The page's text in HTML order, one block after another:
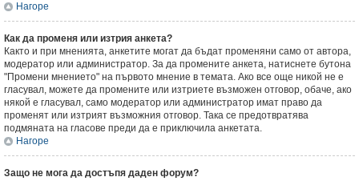
Нагоре
Как да променя или изтрия анкета?
Както и при мненията, анкетите могат да бъдат променяни само от автора,
модератор или администратор. За да промените анкета, натиснете бутона
"Промени мнението" на първото мнение в темата. Ако все още никой не е
гласувал, можете да промените или изтриете възможен отговор, обаче, ако
някой е гласувал, само модератор или администратор имат право да
променят или изтрият възможния отговор. Така се предотвратява
подмяната на гласове преди да е приключила анкетата.
Нагоре
Защо не мога да достъпя даден форум?